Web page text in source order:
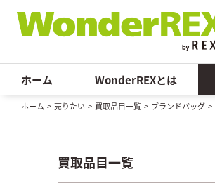
ホーム WonderREXとは
ホーム > 売りたい > 買取品目一覧 > ブランドバッグ >
買取品目一覧